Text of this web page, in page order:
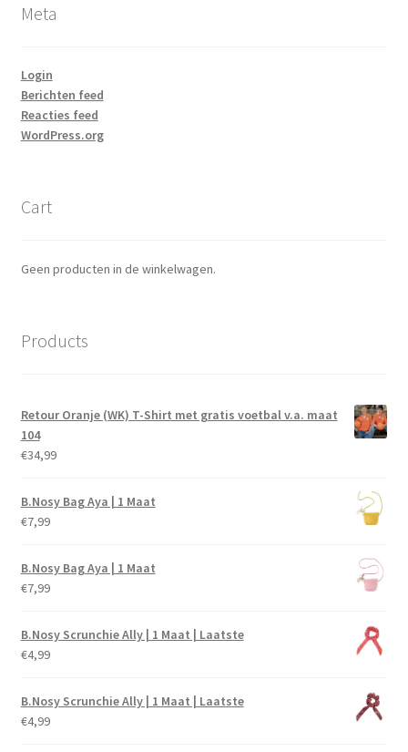
Meta
Login
Berichten feed
Reacties feed
WordPress.org
Cart
Geen producten in de winkelwagen.
Products
Retour Oranje (WK) T-Shirt met gratis voetbal v.a. maat
104
€34,99
B.Nosy Bag Aya | 1 Maat
€7,99
B.Nosy Bag Aya | 1 Maat
€7,99
B.Nosy Scrunchie Ally | 1 Maat | Laatste
€4,99
B.Nosy Scrunchie Ally | 1 Maat | Laatste
€4,99